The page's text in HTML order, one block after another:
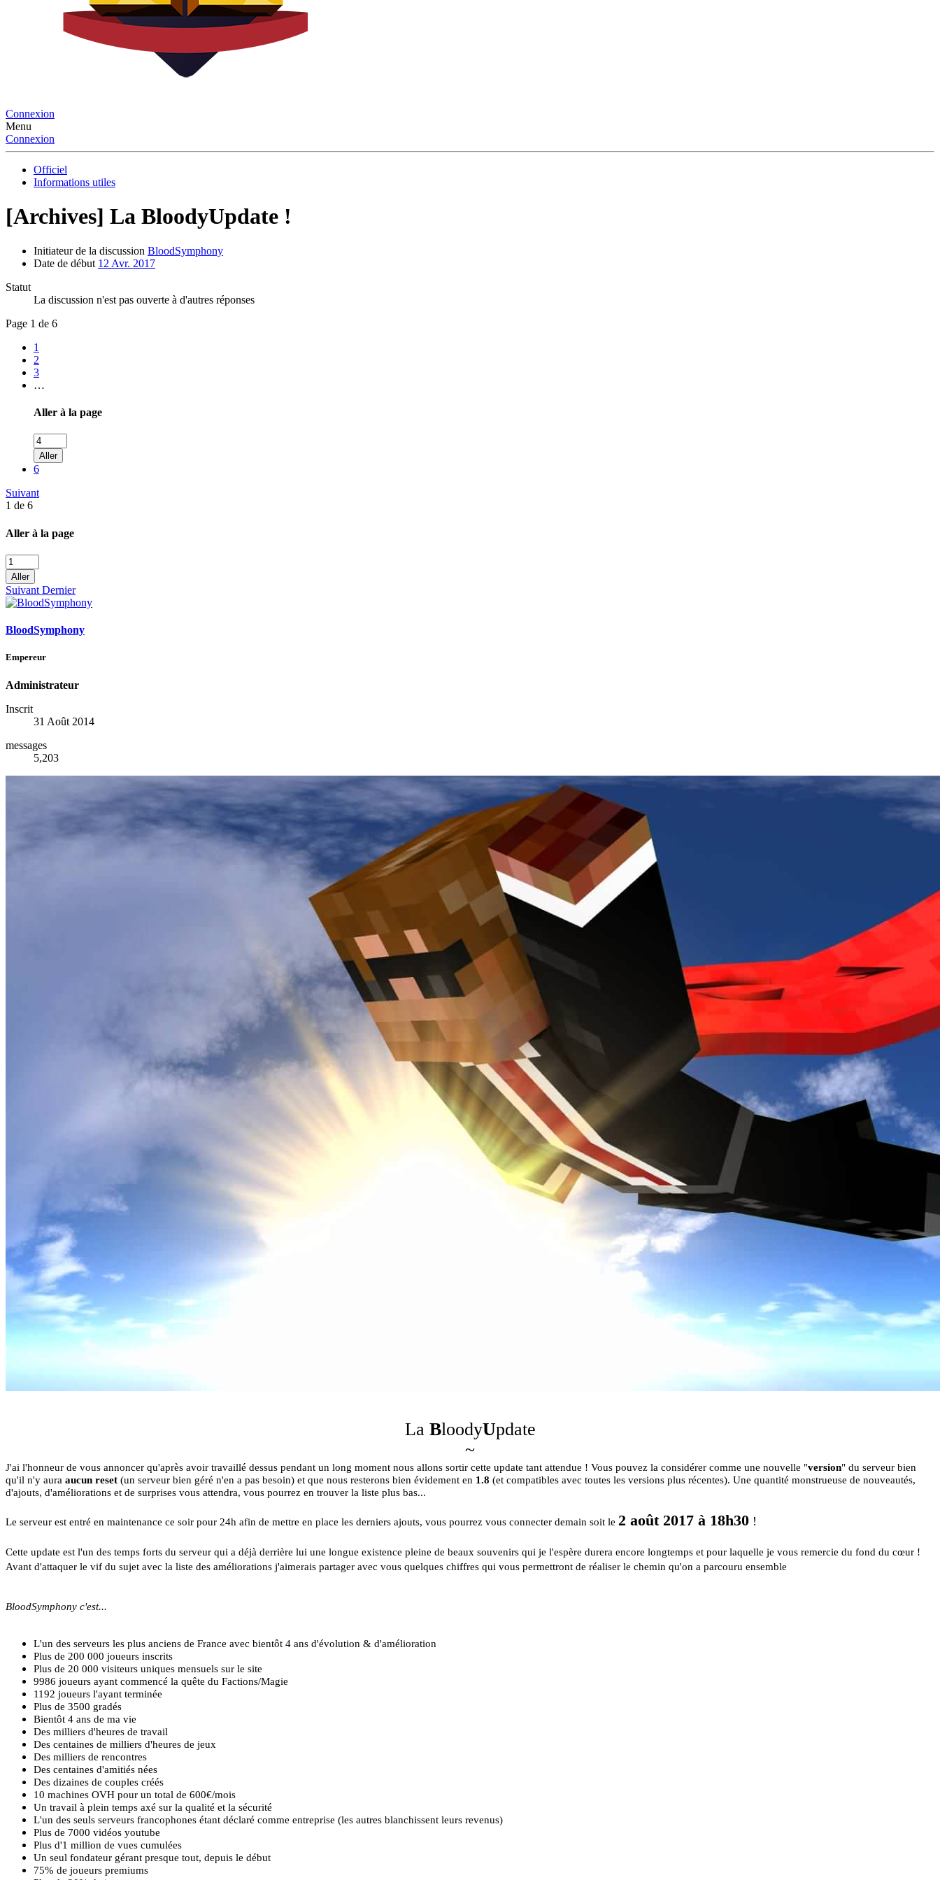
Connexion
Menu
Connexion
Officiel
Informations utiles
[Archives] La BloodyUpdate !
Initiateur de la discussion BloodSymphony
Date de début 12 Avr. 2017
Statut
La discussion n'est pas ouverte à d'autres réponses
Page 1 de 6
1
2
3
…
Aller à la page
Aller
6
Suivant
1 de 6
Aller à la page
Aller
Suivant Dernier
BloodSymphony
Empereur
Administrateur
Inscrit
31 Août 2014
messages
5,203
La BloodyUpdate
~
J'ai l'honneur de vous annoncer qu'après avoir travaillé dessus pendant un long moment nous allons sortir cette update tant attendue ! Vous pouvez la considérer comme une nouvelle "version" du serveur bien
qu'il n'y aura aucun reset (un serveur bien géré n'en a pas besoin) et que nous resterons bien évidement en 1.8 (et compatibles avec toutes les versions plus récentes). Une quantité monstrueuse de nouveautés,
d'ajouts, d'améliorations et de surprises vous attendra, vous pourrez en trouver la liste plus bas...
Le serveur est entré en maintenance ce soir pour 24h afin de mettre en place les derniers ajouts, vous pourrez vous connecter demain soit le 2 août 2017 à 18h30 !
Cette update est l'un des temps forts du serveur qui a déjà derrière lui une longue existence pleine de beaux souvenirs qui je l'espère durera encore longtemps et pour laquelle je vous remercie du fond du cœur !
Avant d'attaquer le vif du sujet avec la liste des améliorations j'aimerais partager avec vous quelques chiffres qui vous permettront de réaliser le chemin qu'on a parcouru ensemble
BloodSymphony c'est...
L'un des serveurs les plus anciens de France avec bientôt 4 ans d'évolution & d'amélioration
Plus de 200 000 joueurs inscrits
Plus de 20 000 visiteurs uniques mensuels sur le site
9986 joueurs ayant commencé la quête du Factions/Magie
1192 joueurs l'ayant terminée
Plus de 3500 gradés
Bientôt 4 ans de ma vie
Des milliers d'heures de travail
Des centaines de milliers d'heures de jeux
Des milliers de rencontres
Des centaines d'amitiés nées
Des dizaines de couples créés
10 machines OVH pour un total de 600€/mois
Un travail à plein temps axé sur la qualité et la sécurité
L'un des seuls serveurs francophones étant déclaré comme entreprise (les autres blanchissent leurs revenus)
Plus de 7000 vidéos youtube
Plus d'1 million de vues cumulées
Un seul fondateur gérant presque tout, depuis le début
75% de joueurs premiums